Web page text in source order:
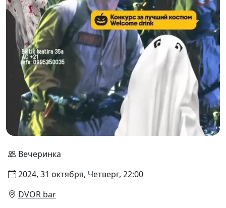
Вечеринка
2024, 31 октября, Четверг, 22:00
DVOR bar